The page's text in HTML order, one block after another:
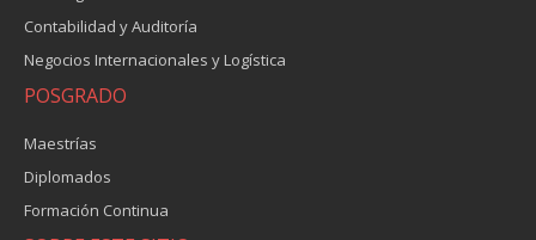
Contabilidad y Auditoría
Negocios Internacionales y Logística
POSGRADO
Maestrías
Diplomados
Formación Continua